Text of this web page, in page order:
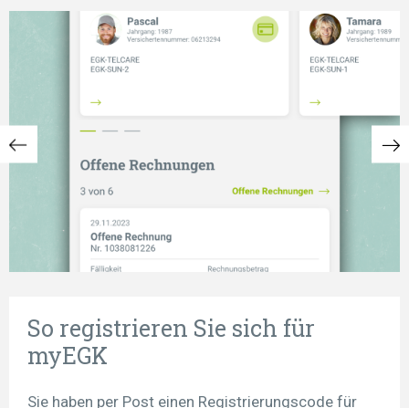
So registrieren Sie sich für
myEGK
Sie haben per Post einen Registrierungscode für